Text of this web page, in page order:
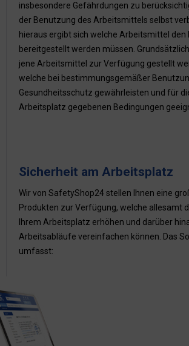
insbesondere Gefährdungen zu
der Benutzung des Arbeitsmittels selbst
hieraus ergibt sich welche Arbeitsmittel
bereitgestellt werden müssen.
jene Arbeitsmittel zur Verfügung gestellt
welche bei bestimmungsgemäßer
Gesundheitsschutz gewährleisten und für
Arbeitsplatz gegebenen Bedingungen
Sicherheit am Arbeitsplatz
Wir von SafetyShop24 stellen Ihnen eine
Produkten zur Verfügung, welche allesamt
Ihrem Arbeitsplatz erhöhen und darüber
Arbeitsabläufe vereinfachen können. Das
umfasst: